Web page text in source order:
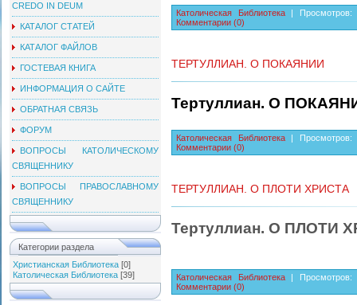
CREDO IN DEUM
КАТАЛОГ СТАТЕЙ
КАТАЛОГ ФАЙЛОВ
ГОСТЕВАЯ КНИГА
ИНФОРМАЦИЯ О САЙТЕ
ОБРАТНАЯ СВЯЗЬ
ФОРУМ
ВОПРОСЫ КАТОЛИЧЕСКОМУ
СВЯЩЕННИКУ
ВОПРОСЫ ПРАВОСЛАВНОМУ
СВЯЩЕННИКУ
Категории раздела
Христианская Библиотека [0]
Католическая Библиотека [39]
Католическая Библиотека| Просмотров:
Комментарии (0)
ТЕРТУЛЛИАН. О ПОКАЯНИИ
Тертуллиан. О
Католическая Библиотека| Просмотров:
Комментарии (0)
ТЕРТУЛЛИАН. О ПЛОТИ ХРИСТА
Тертуллиан. О ПЛОТИ
Католическая Библиотека| Просмотров:
Комментарии (0)